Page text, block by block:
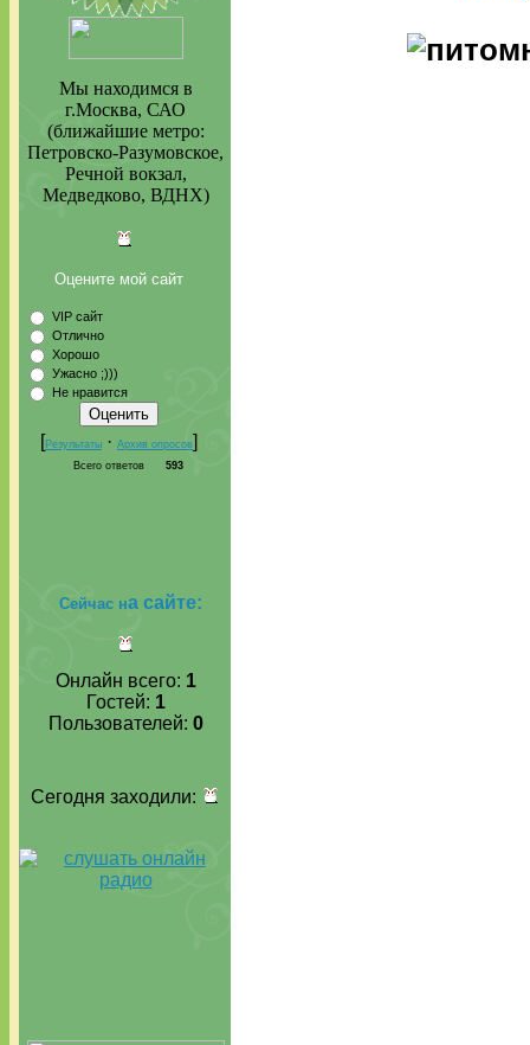
Мы находимся в
г.Москва, САО
(ближайшие метро:
Петровско-Разумовское,
Речной вокзал,
Медведково, ВДНХ)
Оцените мой сайт
VIP сайт
Отлично
Хорошо
Ужасно ;)))
Не нравится
[Результаты · Архив опросов]
Всего ответов 593
Сейчас на сайте:
Онлайн всего: 1
Гостей: 1
Пользователей: 0
Сегодня заходили: